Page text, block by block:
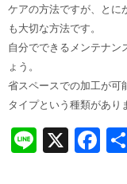
ケアの方法ですが、とに
も大切な方法です。
自分でできるメンテナン
ょう。
省スペースでの加工が可
タイプという種類があり
Li X F